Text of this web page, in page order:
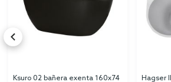
Ksuro 02 bañera exenta 160x74
Hagser